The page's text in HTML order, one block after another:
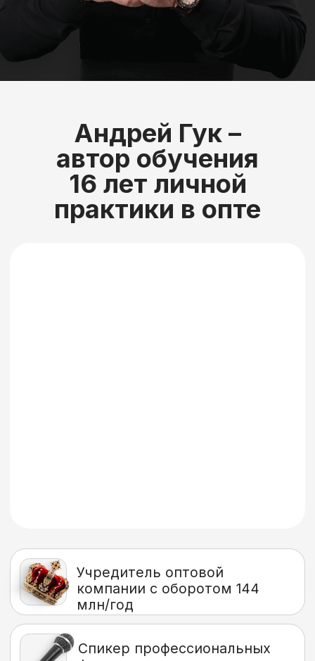
синдикат» –место
твоего роста
в месяц. В ходе обучения начала
продавать саженцы деревьев оптом.
В первый месяц доход составил 98
тыс. рублей. Сейчас вышла на доход
от 180 тыс. в месяц на опте.
Пока совмещаю деятельность с
педикюром, но уже вся в опте. Выбор
очевиден.
на сделки в течении месяца. Наш
средний доход с каждой
сделки от 60 до 100 тыс, иногда
бывает и больше. Со второго месяца
практики вышла на личный доход в
200 – 300 тыс с оптовых сделок.
Вячеслав